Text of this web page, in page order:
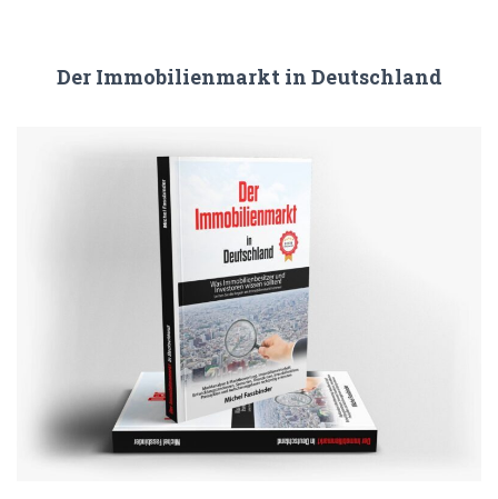
Der Immobilienmarkt in Deutschland